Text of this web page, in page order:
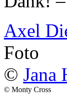
Axel
Foto
© Jana
© Monty Cross